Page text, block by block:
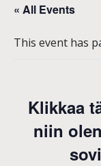
« All Events
This event has
Klikkaa
niin